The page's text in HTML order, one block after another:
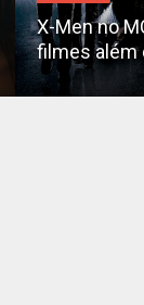
X-Men no
filmes além